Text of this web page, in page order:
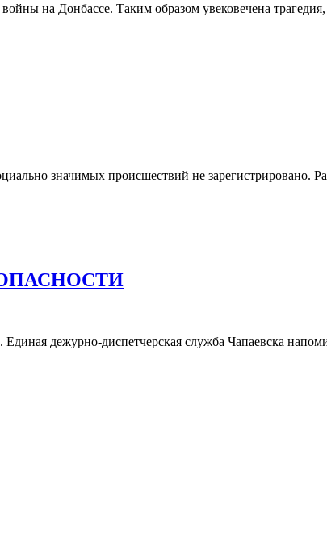
на Донбассе. Таким образом увековечена
значимых происшествий не зарегистрировано.
дежурно-диспетчерская служба Чапаевска